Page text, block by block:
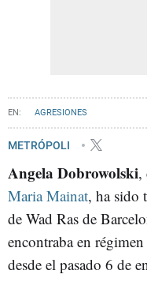
AGRESIONES
METRÓPOLI
Angela Dobrowolski,
Maria Mainat, ha sido
de Wad Ras de
encontraba en
desde el pasado 6 de